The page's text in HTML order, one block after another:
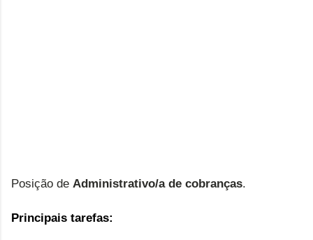
Posição de Administrativo/a de cobranças.
Principais tarefas: